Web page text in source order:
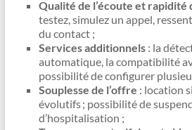
Qualité de l’écoute et rapidité
testez, simulez un appel,
du contact ;
Services additionnels: la
automatique, la compatibilité
possibilité de configurer
Souplesse de l’offre : location
évolutifs ; possibilité de
d’hospitalisation ;